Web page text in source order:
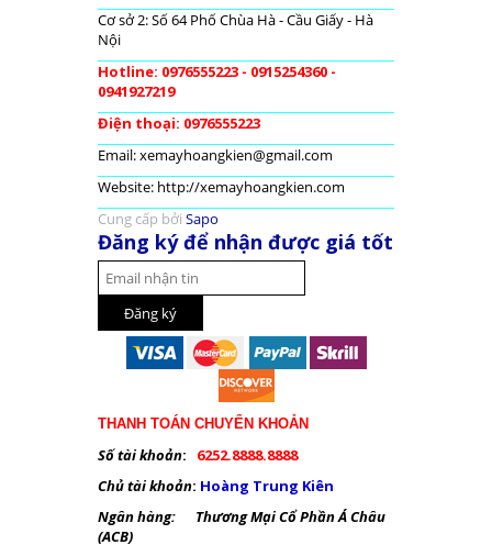
Cơ sở 2: Số 64 Phố Chùa Hà - Cầu Giấy - Hà
Nội
Hotline: 0976555223 - 0915254360 -
0941927219
Điện thoại: 0976555223
Email: xemayhoangkien@gmail.com
Website: http://xemayhoangkien.com
Cung cấp bởi Sapo
Đăng ký để nhận được giá tốt
THANH TOÁN CHUYỂN KHOẢN
Số tài khoản:
6252.8888.8888
Chủ tài khoản: Hoàng Trung Kiên
Ngân hàng: Thương Mại Cổ Phần Á Châu
(ACB)